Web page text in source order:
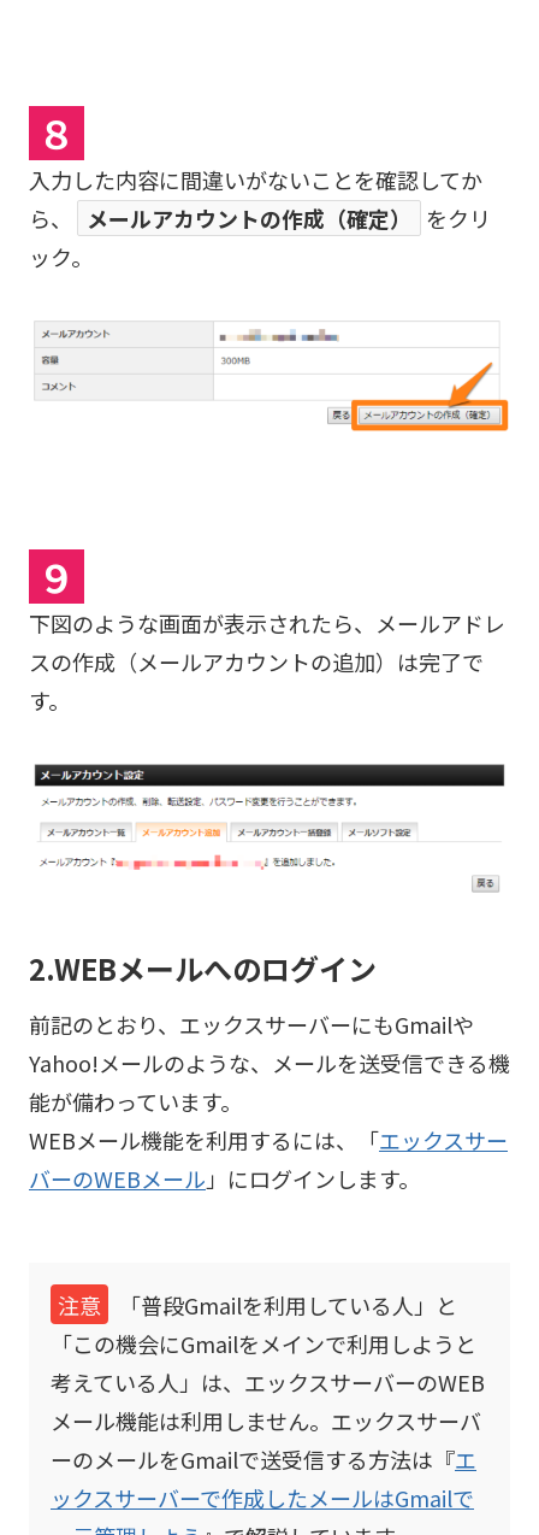
８
入力した内容に間違いがないことを確認してか
ら、
メールアカウントの作成（確定）
をクリ
ック。
９
下図のような画面が表示されたら、メールアドレ
スの作成（メールアカウントの追加）は完了で
す。
2.WEBメールへのログイン
前記のとおり、エックスサーバーにもGmailや
Yahoo!メールのような、メールを送受信できる機
能が備わっています。
WEBメール機能を利用するには、「エックスサー
バーのWEBメール 」にログインします。
注意
「普段Gmailを利用している人」と
「この機会にGmailをメインで利用しようと
考えている人」は、エックスサーバーのWEB
メール機能は利用しません。エックスサーバ
ーのメールをGmailで送受信する方法は『エ
ックスサーバーで作成したメールはGmailで